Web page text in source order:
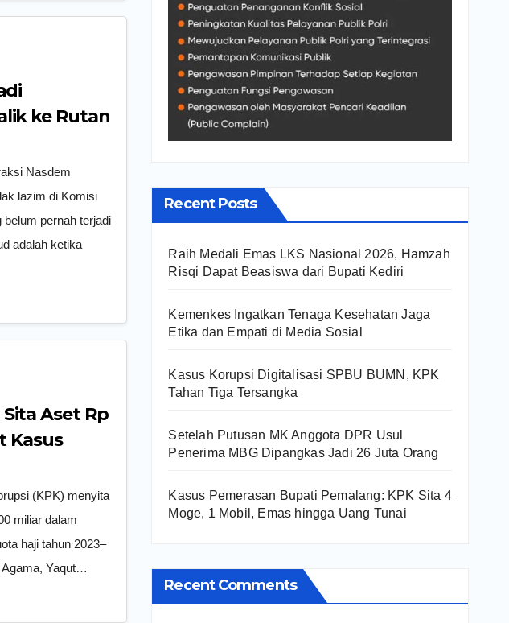
ke Rutan
Nasdem
lazim di Komisi
pernah terjadi
adalah ketika
Aset Rp
Kasus
(KPK) menyita
miliar dalam
haji tahun 2023–
Agama, Yaqut…
Recent Posts
Raih Medali Emas LKS Nasional 2026, Hamzah
Risqi Dapat Beasiswa dari Bupati Kediri
Kemenkes Ingatkan Tenaga Kesehatan Jaga
Etika dan Empati di Media Sosial
Kasus Korupsi Digitalisasi SPBU BUMN, KPK
Tahan Tiga Tersangka
Setelah Putusan MK Anggota DPR Usul
Penerima MBG Dipangkas Jadi 26 Juta Orang
Kasus Pemerasan Bupati Pemalang: KPK Sita 4
Moge, 1 Mobil, Emas hingga Uang Tunai
Recent Comments